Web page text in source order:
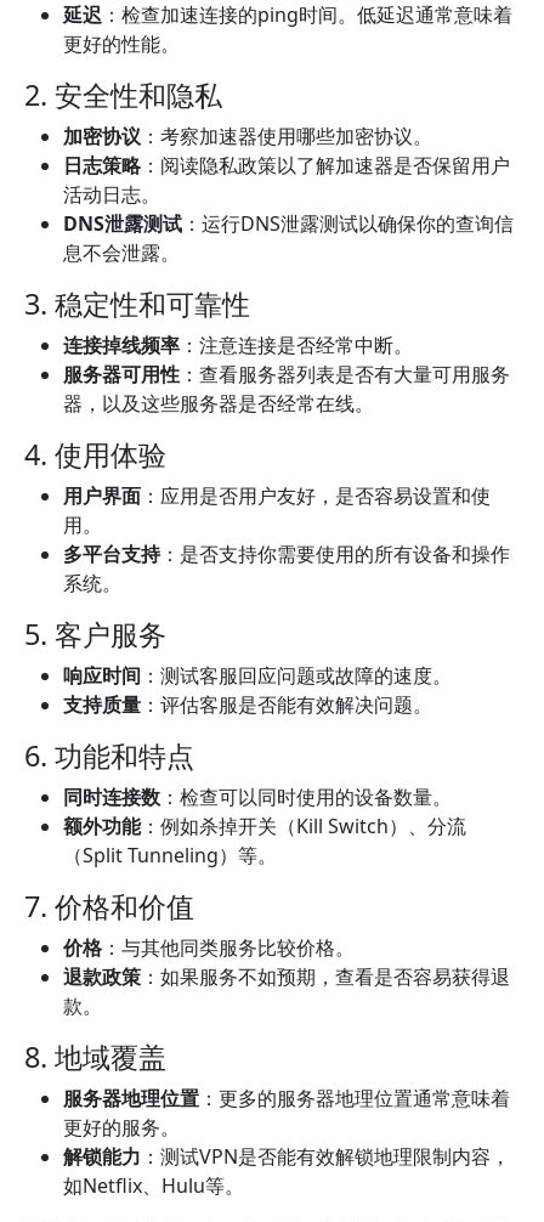
延迟 ：检查加速连接的ping时间。低延迟通常意味着
更好的性能。
2. 安全性和隐私
加密协议 ：考察加速器使用哪些加密协议。
日志策略：阅读隐私政策以了解加速器是否保留用户
活动日志。
DNS泄露测试 ：运行DNS泄露测试以确保你的查询信
息不会泄露。
3. 稳定性和可靠性
连接掉线频率 ：注意连接是否经常中断。
服务器可用性 ：查看服务器列表是否有大量可用服务
器，以及这些服务器是否经常在线。
4. 使用体验
用户界面 ：应用是否用户友好，是否容易设置和使
用。
多平台支持：是否支持你需要使用的所有设备和操作
系统。
5. 客户服务
响应时间 ：测试客服回应问题或故障的速度。
支持质量 ：评估客服是否能有效解决问题。
6. 功能和特点
同时连接数 ：检查可以同时使用的设备数量。
额外功能：例如杀掉开关（Kill Switch）、分流
（Split Tunneling）等。
7. 价格和价值
价格 ：与其他同类服务比较价格。
退款政策 ：如果服务不如预期，查看是否容易获得退
款。
8. 地域覆盖
服务器地理位置 ：更多的服务器地理位置通常意味着
更好的服务。
解锁能力 ：测试VPN是否能有效解锁地理限制内容，
如Netflix、Hulu等。